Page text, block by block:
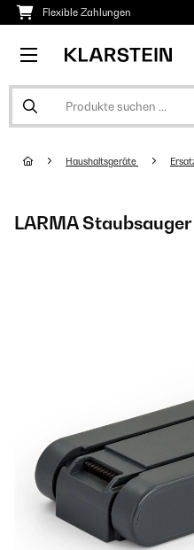
Flexible Zahlungen
Haushaltsgeräte
LARMA